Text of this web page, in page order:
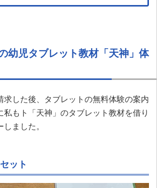
幼児タブレット教材「天神」体
求した後、タブレットの無料体験の案内
私もト「天神」のタブレット教材を借り
ました。
ット